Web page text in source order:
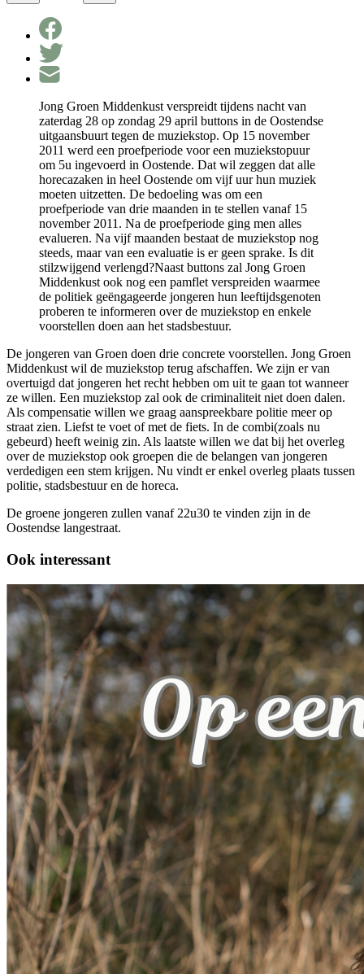
Jong Groen Middenkust verspreidt tijdens nacht van
zaterdag 28 op zondag 29 april buttons in de Oostendse
uitgaansbuurt tegen de muziekstop. Op 15 november
2011 werd een proefperiode voor een muziekstopuur
om 5u ingevoerd in Oostende. Dat wil zeggen dat alle
horecazaken in heel Oostende om vijf uur hun muziek
moeten uitzetten. De bedoeling was om een
proefperiode van drie maanden in te stellen vanaf 15
november 2011. Na de proefperiode ging men alles
evalueren. Na vijf maanden bestaat de muziekstop nog
steeds, maar van een evaluatie is er geen sprake. Is dit
stilzwijgend verlengd?Naast buttons zal Jong Groen
Middenkust ook nog een pamflet verspreiden waarmee
de politiek geëngageerde jongeren hun leeftijdsgenoten
proberen te informeren over de muziekstop en enkele
voorstellen doen aan het stadsbestuur.
De jongeren van Groen doen drie concrete voorstellen. Jong Groen
Middenkust wil de muziekstop terug afschaffen. We zijn er van
overtuigd dat jongeren het recht hebben om uit te gaan tot wanneer
ze willen. Een muziekstop zal ook de criminaliteit niet doen dalen.
Als compensatie willen we graag aanspreekbare politie meer op
straat zien. Liefst te voet of met de fiets. In de combi(zoals nu
gebeurd) heeft weinig zin. Als laatste willen we dat bij het overleg
over de muziekstop ook groepen die de belangen van jongeren
verdedigen een stem krijgen. Nu vindt er enkel overleg plaats tussen
politie, stadsbestuur en de horeca.
De groene jongeren zullen vanaf 22u30 te vinden zijn in de
Oostendse langestraat.
Ook interessant